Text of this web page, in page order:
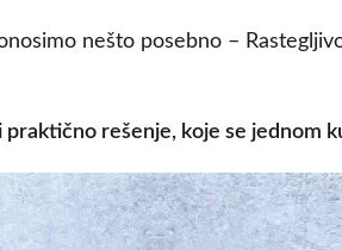
nešto posebno –
praktično rešenje, koje se jednom